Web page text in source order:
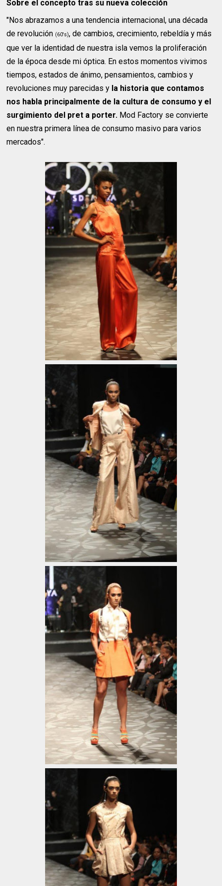
Sobre el concepto tras su nueva colección
"Nos abrazamos a una tendencia internacional, una década
de revolución (60's), de cambios, crecimiento, rebeldía y más
que ver la identidad de nuestra isla vemos la proliferación
de la época desde mi óptica. En estos momentos vivimos
tiempos, estados de ánimo, pensamientos, cambios y
revoluciones muy parecidas y la historia que contamos
nos habla principalmente de la cultura de consumo y el
surgimiento del pret a porter. Mod Factory se convierte
en nuestra primera línea de consumo masivo para varios
mercados".